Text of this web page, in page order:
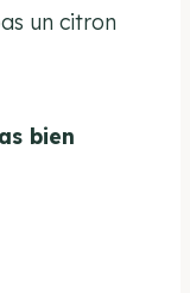
un citron
bien